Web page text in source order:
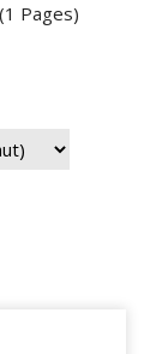
Pages)